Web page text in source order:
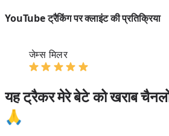
YouTube ट्रैकिंग पर क्लाइंट की प्रतिक्रिया
जेम्स मिलर
यह ट्रैकर मेरे बेटे को खराब
🙏